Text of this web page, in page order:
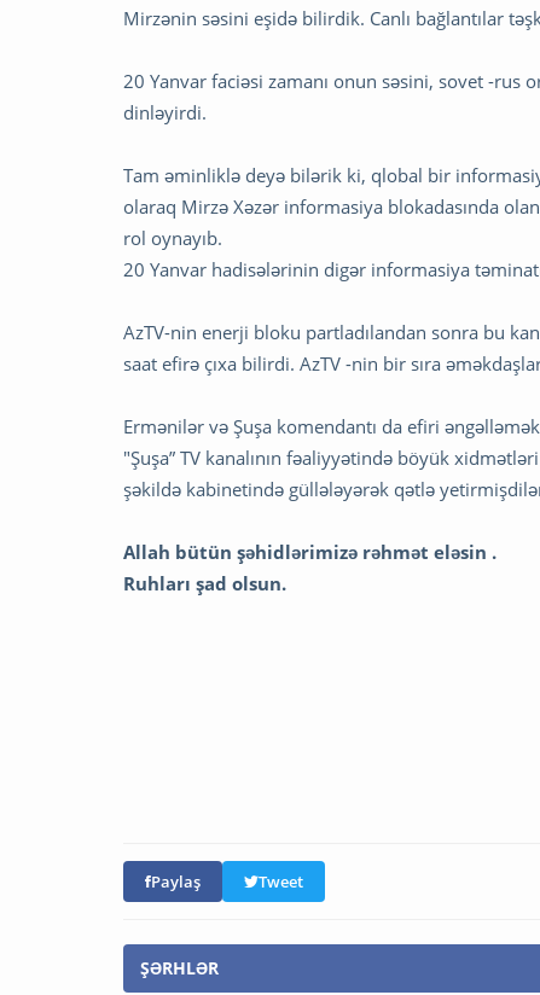
Mirzənin səsini eşidə bilirdik. Canlı bağlantılar
20 Yanvar faciəsi zamanı onun səsini, sovet -rus
dinləyirdi.
Tam əminliklə deyə bilərik ki, qlobal bir
olaraq Mirzə Xəzər informasiya blokadasında
rol oynayıb.
20 Yanvar hadisələrinin digər informasiya
AzTV-nin enerji bloku partladılandan sonra bu
saat efirə çıxa bilirdi. AzTV -nin bir sıra
Ermənilər və Şuşa komendantı da efiri
"Şuşa” TV kanalının fəaliyyətində böyük
şəkildə kabinetində güllələyərək qətlə
Allah bütün şəhidlərimizə rəhmət eləsin .
Ruhları şad olsun.
Paylaş Tweet
ŞƏRHLƏR